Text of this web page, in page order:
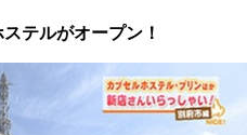
テルがオープン！